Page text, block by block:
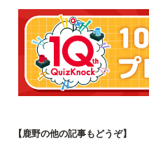
【鹿野の他の記事もどうぞ】